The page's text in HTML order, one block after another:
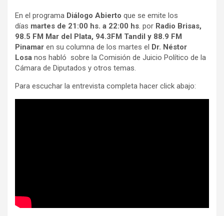
En el programa Diálogo Abierto que se emite los
días martes de 21:00 hs. a 22:00 hs. por Radio Brisas,
98.5 FM Mar del Plata, 94.3FM Tandil y 88.9 FM
Pinamar en su columna de los martes el Dr. Néstor
Losa nos habló sobre la Comisión de Juicio Político de la
Cámara de Diputados y otros temas.
Para escuchar la entrevista completa hacer click abajo: